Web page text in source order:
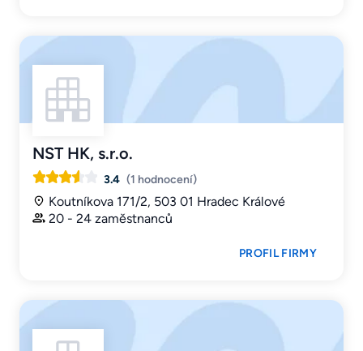
NST HK, s.r.o.
3.4 (1 hodnocení)
Koutníkova 171/2, 503 01 Hradec Králové
20 - 24 zaměstnanců
PROFIL FIRMY